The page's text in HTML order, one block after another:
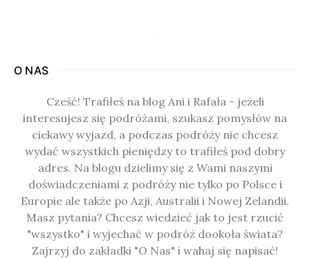
O NAS
Cześć! Trafiłeś na blog Ani i Rafała - jeżeli
interesujesz się podróżami, szukasz pomysłów na
ciekawy wyjazd, a podczas podróży nie chcesz
wydać wszystkich pieniędzy to trafiłeś pod dobry
adres. Na blogu dzielimy się z Wami naszymi
doświadczeniami z podróży nie tylko po Polsce i
Europie ale także po Azji, Australii i Nowej Zelandii.
Masz pytania? Chcesz wiedzieć jak to jest rzucić
"wszystko" i wyjechać w podróż dookoła świata?
Zajrzyj do zakładki "O Nas" i wahaj się napisać!